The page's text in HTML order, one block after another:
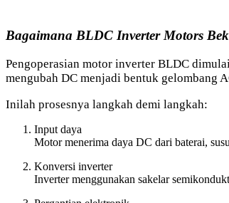
Bagaimana BLDC Inverter Motors
Pengoperasian motor inverter BLDC
mengubah DC menjadi bentuk gelombang
Inilah prosesnya langkah demi langkah:
Input daya
Motor menerima daya DC dari baterai,
Konversi inverter
Inverter menggunakan sakelar